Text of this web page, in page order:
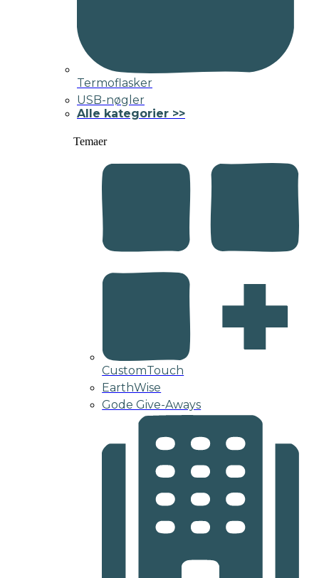
Termoflasker
USB-nøgler
Alle kategorier >>
Temaer
CustomTouch
EarthWise
Gode Give-Aways